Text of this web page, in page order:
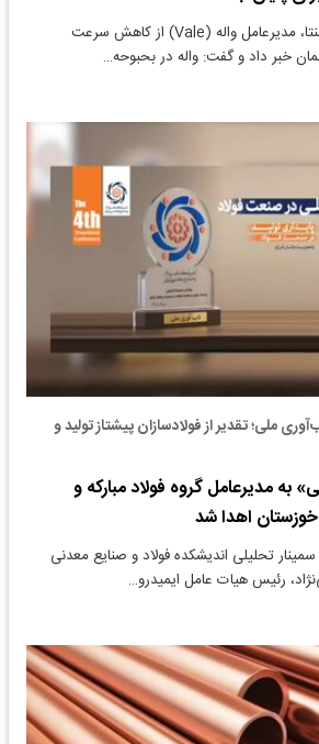
دنیای معدن: گوستاوو پیمنتا، مدیرعامل واله (Vale) از کاهش سرعت
خبر داد و گفت: واله در بحبوحه…
ملی؛ تقدیر از فولادسازان پیشتاز تولید و
مدیرعامل گروه فولاد مبارکه و
اهدا شد
تحلیلی اندیشکده فولاد و صنایع معدنی
رئیس هیات عامل ایمیدرو…